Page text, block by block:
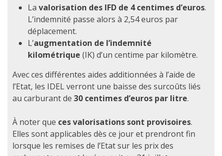
Lavalorisation des IFD de 4 centimes d’euros.
L’indemnité passe alors à 2,54 euros par
déplacement.
L’augmentation de l’indemnité
kilométrique(IK) d’un centime par kilomètre.
Avec ces différentes aides additionnées à l’aide de
l’Etat, les IDEL verront une baisse des surcoûts liés
au carburant de 30 centimes d’euros par litre.
À noter que ces valorisations sont provisoires.
Elles sont applicables dès ce jour et prendront fin
lorsque les remises de l’Etat sur les prix des